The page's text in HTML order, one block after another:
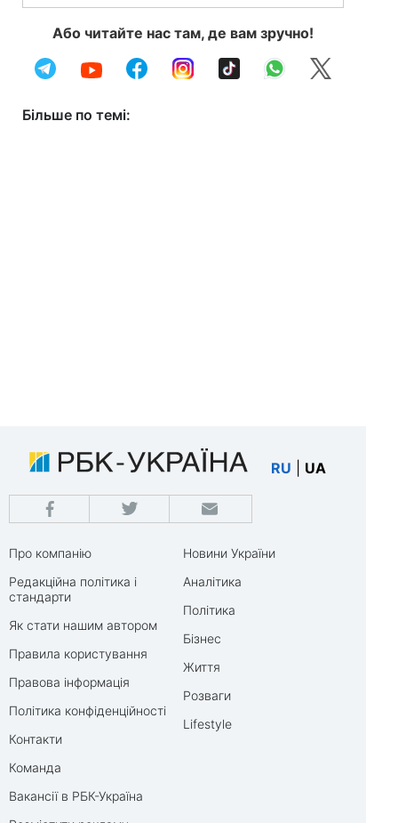
Або читайте нас там, де вам зручно!
Більше по темі:
RU UA
Про компанію
Редакційна політика і
стандарти
Як стати нашим автором
Правила користування
Правова інформація
Політика конфіденційності
Контакти
Команда
Вакансії в РБК-Україна
Новини України
Аналітика
Політика
Бізнес
Життя
Розваги
Lifestyle